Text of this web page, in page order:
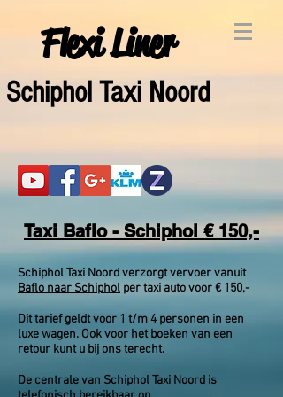
Flexi Liner
Schiphol Taxi Noord
Taxi Baflo - Schiphol € 150,-
Schiphol Taxi Noord verzorgt vervoer vanuit
Baflo naar Schiphol per taxi auto voor € 150,-
Dit tarief geldt voor 1 t/m 4 personen in een
luxe wagen. Ook voor het boeken van een
retour kunt u bij ons terecht.
De centrale van Schiphol Taxi Noord is